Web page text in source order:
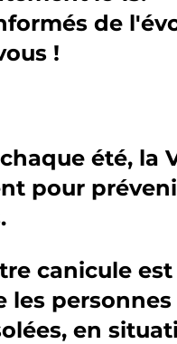
de
!
été, la
pour
canicule
les
en